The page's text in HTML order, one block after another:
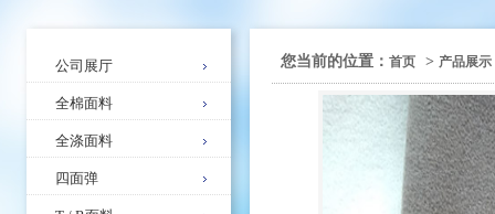
公司展厅
全棉面料
全涤面料
四面弹
您当前的位置： 首页 > 产品展示